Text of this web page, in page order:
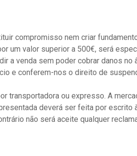
compromisso nem criar
um valor superior a 500€, será
a venda sem poder cobrar danos no
e conferem-nos o direito de
ou expresso. A
deverá ser feita por escrito
não será aceite qualquer